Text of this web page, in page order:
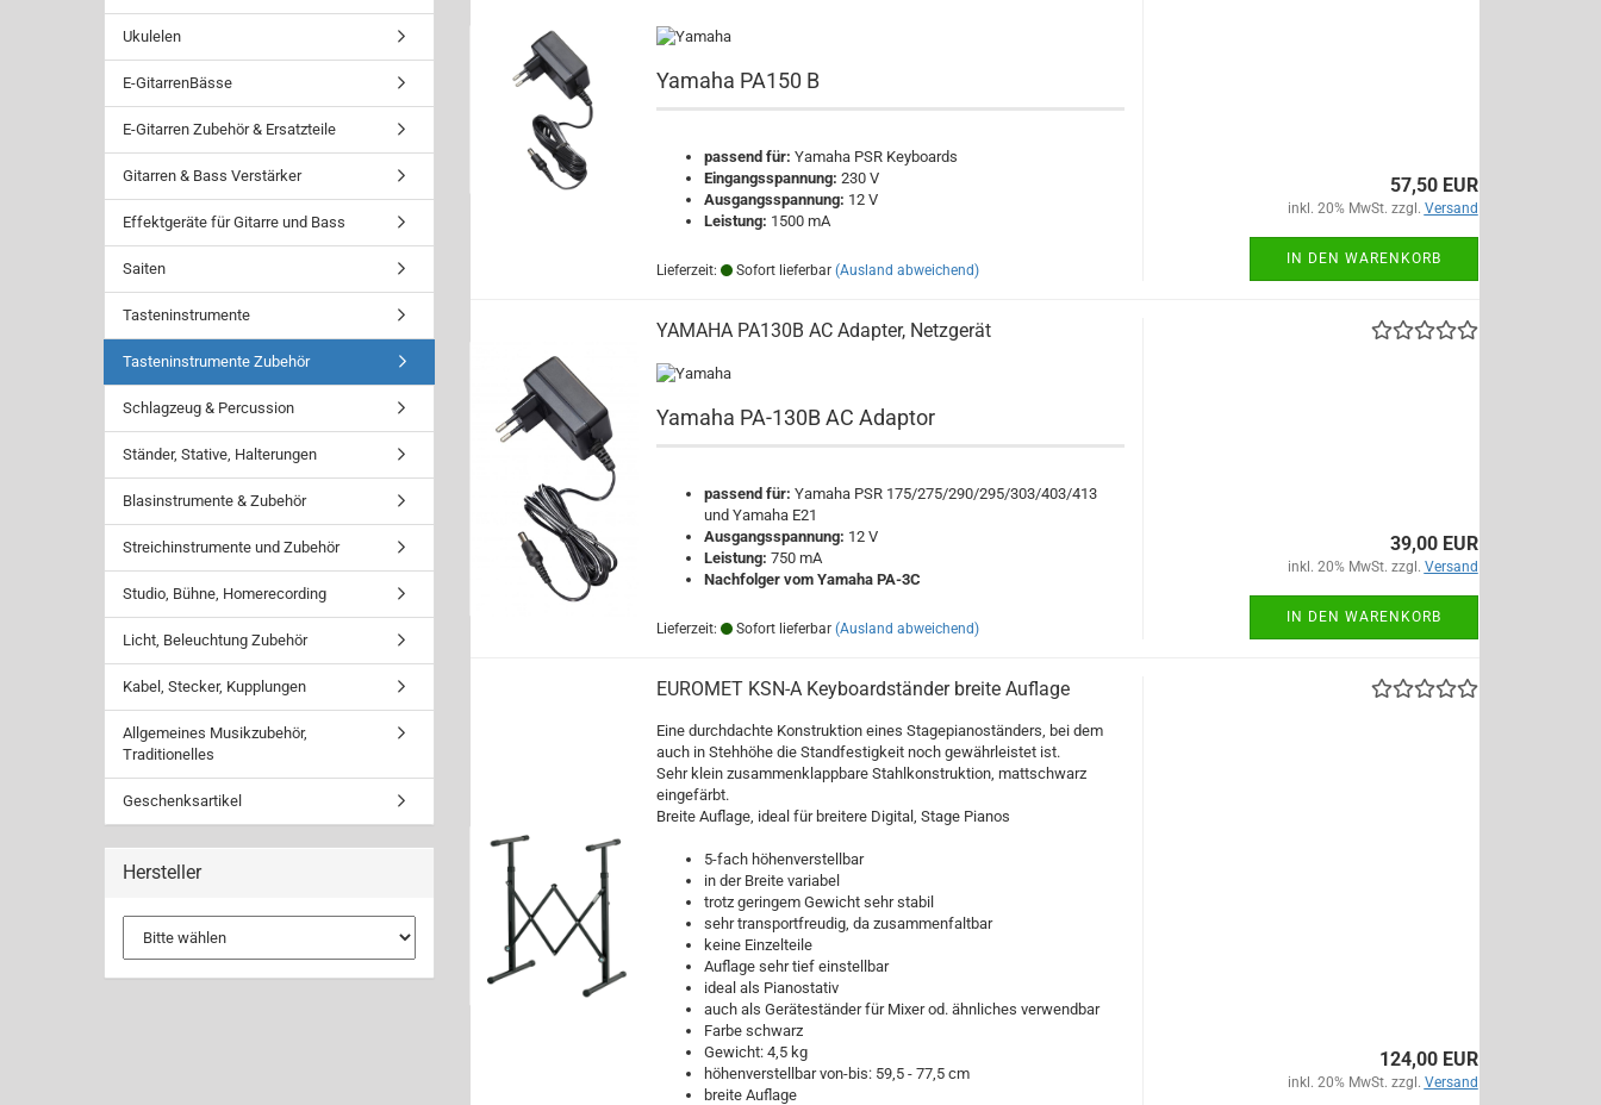
Yamaha PA150 B
passend für: Yamaha PSR Keyboards
Eingangsspannung: 230 V
Ausgangsspannung: 12 V
Leistung: 1500 mA
Lieferzeit: Sofort lieferbar (Ausland abweichend)
57,50 EUR
inkl. 20% MwSt. zzgl. Versand
IN DEN WARENKORB
YAMAHA PA130B AC Adapter, Netzgerät
Yamaha PA-130B AC Adaptor
passend für: Yamaha PSR 175/275/290/295/303/403/413
und Yamaha E21
Ausgangsspannung: 12 V
Leistung: 750 mA
Nachfolger vom Yamaha PA-3C
Lieferzeit: Sofort lieferbar (Ausland abweichend)
39,00 EUR
inkl. 20% MwSt. zzgl. Versand
IN DEN WARENKORB
EUROMET KSN-A Keyboardständer breite Auflage
Eine durchdachte Konstruktion eines Stagepianoständers, bei dem
auch in Stehhöhe die Standfestigkeit noch gewährleistet ist.
Sehr klein zusammenklappbare Stahlkonstruktion, mattschwarz
eingefärbt.
Breite Auflage, ideal für breitere Digital, Stage Pianos
5-fach höhenverstellbar
in der Breite variabel
trotz geringem Gewicht sehr stabil
sehr transportfreudig, da zusammenfaltbar
keine Einzelteile
Auflage sehr tief einstellbar
ideal als Pianostativ
auch als Geräteständer für Mixer od. ähnliches verwendbar
Farbe schwarz
Gewicht: 4,5 kg
höhenverstellbar von-bis: 59,5 - 77,5 cm
breite Auflage
124,00 EUR
inkl. 20% MwSt. zzgl. Versand
Ukulelen
E-GitarrenBässe
E-Gitarren Zubehör & Ersatzteile
Gitarren & Bass Verstärker
Effektgeräte für Gitarre und Bass
Saiten
Tasteninstrumente
Tasteninstrumente Zubehör
Schlagzeug & Percussion
Ständer, Stative, Halterungen
Blasinstrumente & Zubehör
Streichinstrumente und Zubehör
Studio, Bühne, Homerecording
Licht, Beleuchtung Zubehör
Kabel, Stecker, Kupplungen
Allgemeines Musikzubehör,
Traditionelles
Geschenksartikel
Hersteller